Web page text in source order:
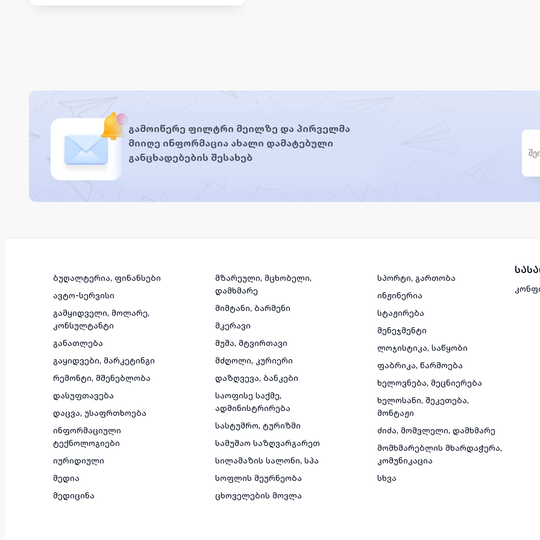
გამოიწერე ფილტრი მეილზე და პირველმა
მიიღე ინფორმაცია ახალი დამატებული
განცხადებების შესახებ
ბუღალტერია, ფინანსები
ავტო-სერვისი
გამყიდველი, მოლარე,
კონსულტანტი
განათლება
გაყიდვები, მარკეტინგი
რემონტი, მშენებლობა
დასუფთავება
დაცვა, უსაფრთხოება
ინფორმაციული
ტექნოლოგიები
იურიდიული
მედია
მედიცინა
მზარეული, მცხობელი,
დამხმარე
მიმტანი, ბარმენი
მკერავი
მუშა, მტვირთავი
მძღოლი, კურიერი
დაზღვევა, ბანკები
საოფისე საქმე,
ადმინისტრირება
სასტუმრო, ტურიზმი
სამუშაო საზღვარგარეთ
სილამაზის სალონი, სპა
სოფლის მეურნეობა
ცხოველების მოვლა
სპორტი, გართობა
ინჟინერია
სტაჟირება
მენეჯმენტი
ლოჯისტიკა, საწყობი
ფაბრიკა, წარმოება
ხელოვნება, მეცნიერება
ხელოსანი, შეკეთება,
მონტაჟი
ძიძა, მომვლელი, დამხმარე
მომხმარებლის მხარდაჭერა,
კომუნიკაცია
სხვა